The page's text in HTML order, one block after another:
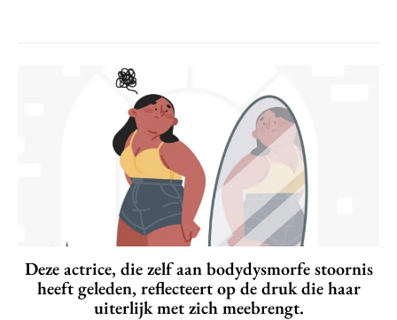
Deze actrice, die zelf aan bodydysmorfe stoornis
heeft geleden, reflecteert op de druk die haar
uiterlijk met zich meebrengt.